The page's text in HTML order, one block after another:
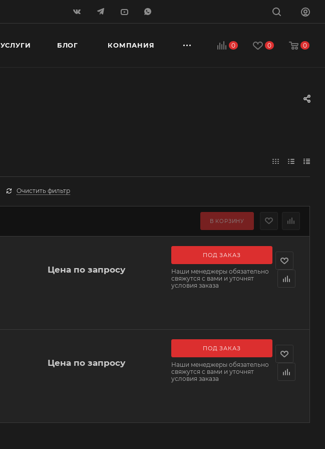
0 0 0
УСЛУГИ БЛОГ КОМПАНИЯ
Очистить фильтр
В КОРЗИНУ
Цена по запросу
ПОД ЗАКАЗ
Наши менеджеры обязательно
свяжутся с вами и уточнят
условия заказа
Цена по запросу
ПОД ЗАКАЗ
Наши менеджеры обязательно
свяжутся с вами и уточнят
условия заказа